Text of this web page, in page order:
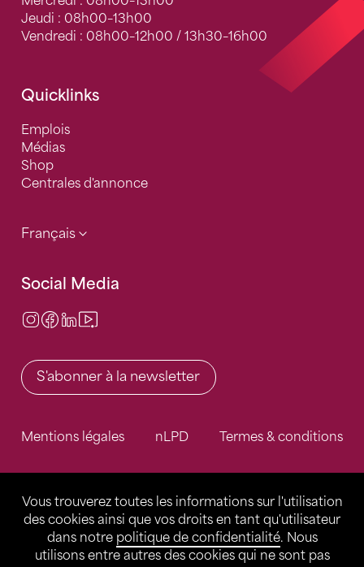
Vous trouverez toutes les informations sur l'utilisation
des cookies ainsi que vos droits en tant qu'utilisateur
dans notre politique de confidentialité. Nous
utilisons entre autres des cookies qui ne sont pas
Jeudi : 08h00–13h00
Vendredi : 08h00–12h00 / 13h30–16h00
Quicklinks
Emplois
Médias
Shop
Centrales d'annonce
Français
Social Media
Instagram
Facebook
LinkedIn
S'abonner à la newsletter
Mentions légales nLPD Termes & conditions